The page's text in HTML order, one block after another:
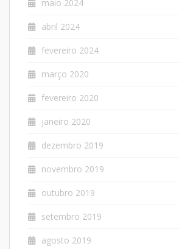
maio 2024
abril 2024
fevereiro 2024
março 2020
fevereiro 2020
janeiro 2020
dezembro 2019
novembro 2019
outubro 2019
setembro 2019
agosto 2019